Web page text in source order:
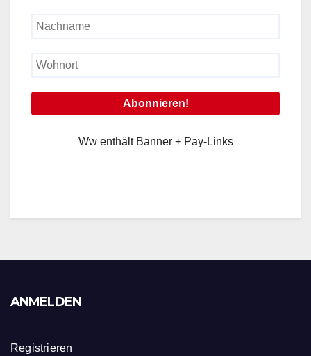
Ww enthält Banner + Pay-Links
ANMELDEN
Registrieren